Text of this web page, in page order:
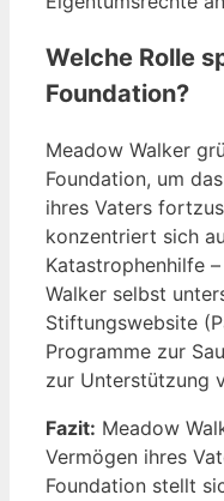
Welche Rolle
Foundation?
Meadow Walker
Foundation, um
ihres Vaters
konzentriert sich
Katastrophenhilfe
Walker selbst
Stiftungswebsite
Programme zur
zur Unterstützung
Fazit: Meadow
Vermögen ihres
Foundation stellt